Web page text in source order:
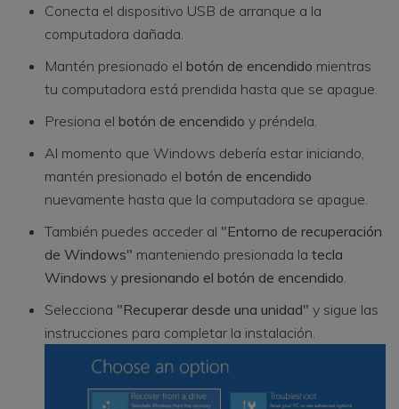
Conecta el dispositivo USB de arranque a la
computadora dañada.
Mantén presionado el botón de encendido mientras
tu computadora está prendida hasta que se apague.
Presiona el botón de encendido y préndela.
Al momento que Windows debería estar iniciando,
mantén presionado el botón de encendido
nuevamente hasta que la computadora se apague.
También puedes acceder al "Entorno de recuperación
de Windows" manteniendo presionada la tecla
Windows y presionando el botón de encendido
Selecciona "Recuperar desde una unidad" y sigue las
instrucciones para completar la instalación.